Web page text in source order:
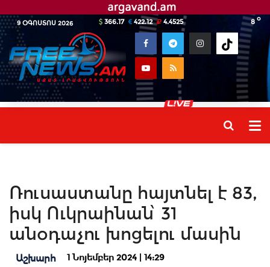
9 ՕԳՈՍՏՈՍ 2026 8 o
366.17 422.12 4.4525
Ռուսաստանը հայտնել է 83,
իսկ Ուկրաինան՝ 31
անօդաչու խոցելու մասին
Աշխարհ 1 Նոյեմբեր 2024 | 14:29